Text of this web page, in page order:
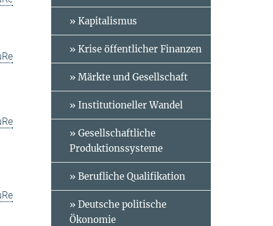
» Kapitalismus
» Krise öffentlicher Finanzen
» Märkte und Gesellschaft
» Institutioneller Wandel
» Gesellschaftliche
Produktionssysteme
» Berufliche Qualifikation
» Deutsche politische
Ökonomie